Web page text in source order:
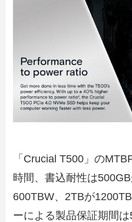
「Crucial T500」の
時間、書込耐性は
600TBW、2TBが
ーによる製品保証期間は